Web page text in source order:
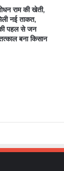
राम की खेती,
नई ताकत,
पहल से जन
बना किसान